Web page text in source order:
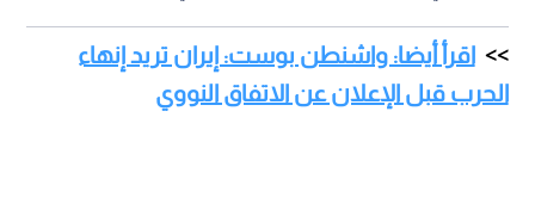
اقرأ أيضا: واشنطن بوست: إيران تريد إنهاء
الحرب قبل الإعلان عن الاتفاق النووي